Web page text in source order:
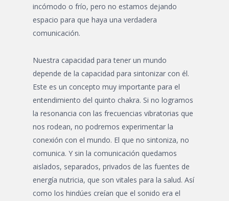
incómodo o frío, pero no estamos dejando
espacio para que haya una verdadera
comunicación.
Nuestra capacidad para tener un mundo
depende de la capacidad para sintonizar con él.
Este es un concepto muy importante para el
entendimiento del quinto chakra. Si no logramos
la resonancia con las frecuencias vibratorias que
nos rodean, no podremos experimentar la
conexión con el mundo. El que no sintoniza, no
comunica. Y sin la comunicación quedamos
aislados, separados, privados de las fuentes de
energía nutricia, que son vitales para la salud. Así
como los hindúes creían que el sonido era el